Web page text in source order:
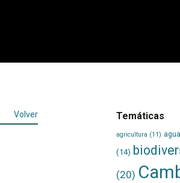
Volver Temáticas
agricultura (11) agua
(14)
(20)